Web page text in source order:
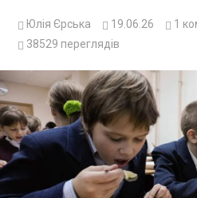
Юлія Єрська 19.06.26 1
38529 переглядів